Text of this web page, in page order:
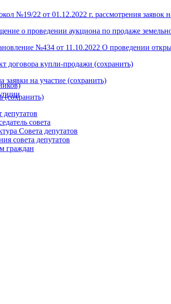
№19/22 от 01.12.2022 г. рассмотрения заявок
о проведении аукциона по продаже
№434 от 11.10.2022 О проведении
договора купли-продажи (сохранить)
заявки на участие (сохранить)
(сохранить)
депутатов
совета
Совета депутатов
совета депутатов
граждан